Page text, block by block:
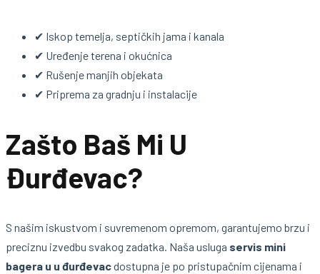
✔ Iskop temelja, septičkih jama i kanala
✔ Uređenje terena i okućnica
✔ Rušenje manjih objekata
✔ Priprema za gradnju i instalacije
Zašto Baš Mi U
Đurđevac?
S našim iskustvom i suvremenom opremom, garantujemo brzu i
preciznu izvedbu svakog zadatka. Naša usluga servis mini
bagera u u đurđevacdostupna je po pristupačnim cijenama i